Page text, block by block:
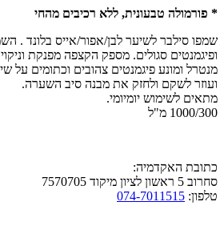
* פורמולה טבעונית, ללא רכיבים מהחי
שמפו סילבר לשיער לבן/אפור/אייס בלונד .
ופיגמנטים סגולים. מספק הקצפה מפנקת
מנטרל ומונע פיגמנטים צהובים וכתומים על
ועוזר לשקם ולחזק את מבנה סיב השערה.
מתאים לשימוש יומיומי.
1000/300 מ"ל
כתובת האקדמיה:
סחרוב 5 ראשון לציון מיקוד 7570705
טלפון: 074-7011515